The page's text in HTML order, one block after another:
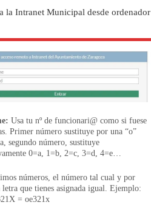
la Intranet Municipal desde ordenador
Usa tu nº de funcionari@ como si fuese
Primer número sustituye por una “o”
segundo número, sustituye
0=a, 1=b, 2=c, 3=d, 4=e…
números, el número tal cual y por
que tienes asignada igual. Ejemplo:
= oe321x